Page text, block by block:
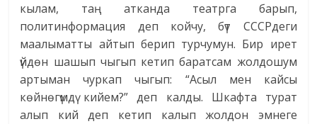
кылам, таң атканда театрга барып,
политинформация деп койчу, бүт СССРдеги
маалыматты айтып берип турчумун. Бир ирет
үйдөн шашып чыгып кетип баратсам жолдошум
артыман чуркап чыгып: “Асыл мен кайсы
көйнөгүмдү кийем?” деп калды. Шкафта турат
алып кий деп кетип калып жолдон эмнеге